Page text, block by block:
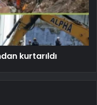
kurtarıldı